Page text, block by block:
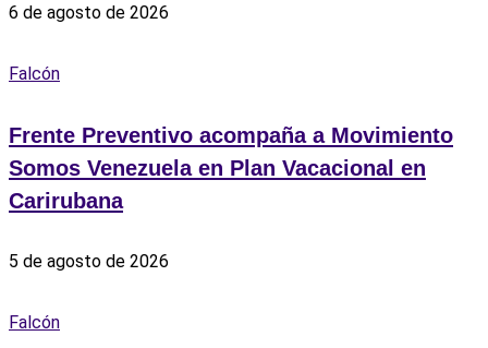
6 de agosto de 2026
Falcón
Frente Preventivo acompaña a Movimiento
Somos Venezuela en Plan Vacacional en
Carirubana
5 de agosto de 2026
Falcón